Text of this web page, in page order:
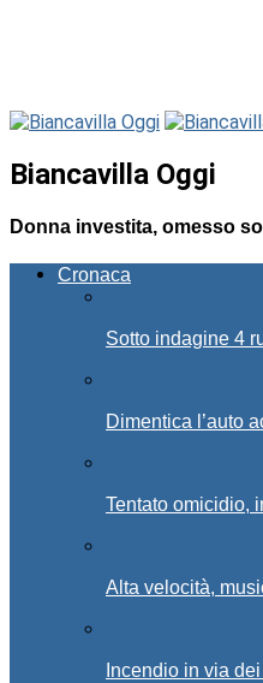
Biancavilla Oggi
Donna investita, omesso
Cronaca
Sotto indagine 4
Dimentica l’auto
Tentato omicidio,
Alta velocità,
Incendio in via